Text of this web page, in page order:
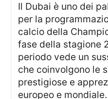
Il Dubai è uno dei palcoscenici principali
per la
calcio della
fase della stagione
periodo vede un
che coinvolgono le
prestigiose e
europeo e